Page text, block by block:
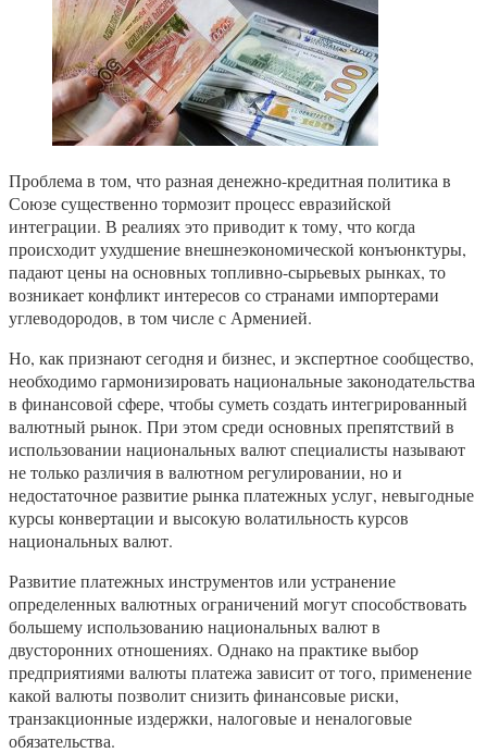
Проблема в том, что разная денежно-кредитная политика в
Союзе существенно тормозит процесс евразийской
интеграции. В реалиях это приводит к тому, что когда
происходит ухудшение внешнеэкономической конъюнктуры,
падают цены на основных топливно-сырьевых рынках, то
возникает конфликт интересов со странами импортерами
углеводородов, в том числе с Арменией.
Но, как признают сегодня и бизнес, и экспертное сообщество,
необходимо гармонизировать национальные законодательства
в финансовой сфере, чтобы суметь создать интегрированный
валютный рынок. При этом среди основных препятствий в
использовании национальных валют специалисты называют
не только различия в валютном регулировании, но и
недостаточное развитие рынка платежных услуг, невыгодные
курсы конвертации и высокую волатильность курсов
национальных валют.
Развитие платежных инструментов или устранение
определенных валютных ограничений могут способствовать
большему использованию национальных валют в
двусторонних отношениях. Однако на практике выбор
предприятиями валюты платежа зависит от того, применение
какой валюты позволит снизить финансовые риски,
транзакционные издержки, налоговые и неналоговые
обязательства.